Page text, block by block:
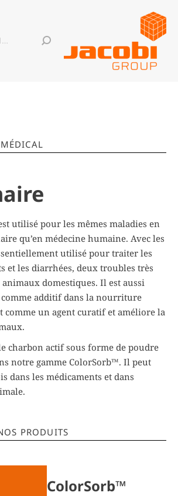
utilisé pour les mêmes maladies en
qu’en médecine humaine. Avec les
utilisé pour traiter les
et les diarrhées, deux troubles très
domestiques. Il est aussi
additif dans la nourriture
comme un agent curatif et améliore la
charbon actif sous forme de poudre
notre gamme ColorSorb™. Il peut
dans les médicaments et dans
PRODUITS
ColorSorb™